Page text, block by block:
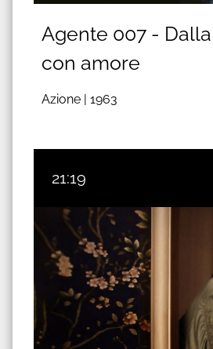
Agente 007 - Dalla
con amore
Azione | 1963
21:19